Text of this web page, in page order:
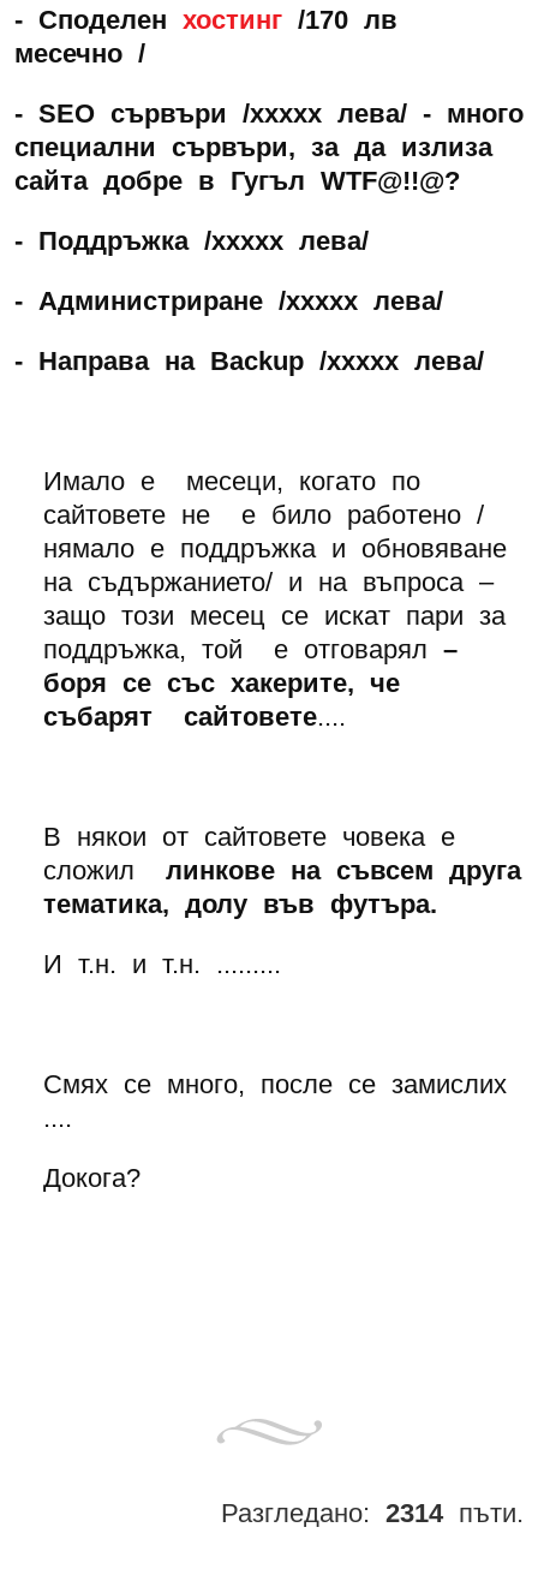
- Споделен хостинг /170 лв
месечно /
- SEO сървъри /xxxxx лева/ - много
специални сървъри, за да излиза
сайта добре в Гугъл WTF@!!@?
- Поддръжка /xxxxx лева/
- Администриране /xxxxx лева/
- Направа на Backup /xxxxx лева/
Имало е месеци, когато по
сайтовете не е било работено /
нямало е поддръжка и обновяване
на съдържанието/ и на въпроса –
защо този месец се искат пари за
поддръжка, той е отговарял –
боря се със хакерите, че
събарят сайтовете....
В някои от сайтовете човека е
сложил линкове на съвсем друга
тематика, долу във футъра.
И т.н. и т.н. .........
Смях се много, после се замислих
....
Докога?
Разгледано: 2314 пъти.